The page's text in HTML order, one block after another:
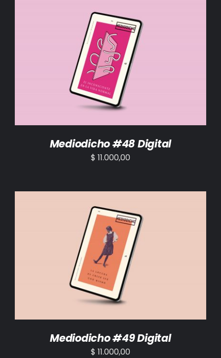
AÑADIR AL CARRITO /
Mediodicho #48 Digital
$ 11.000,00
AÑADIR AL CARRITO /
Mediodicho #49 Digital
$ 11.000,00